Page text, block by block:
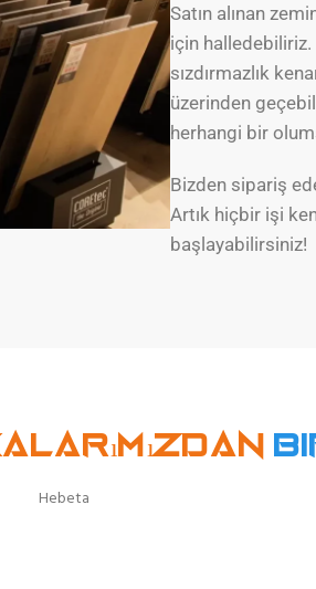
Satın alınan
için halledebiliriz.
sızdırmazlık
üzerinden
herhangi bir
Bizden sipariş
Artık hiçbir işi
başlayabilirsiniz!
Hebeta